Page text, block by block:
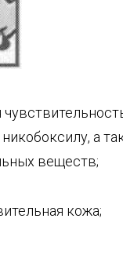
а
веществ;
кожа;